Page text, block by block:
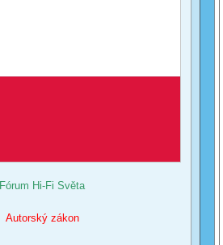
Fórum Hi-Fi Světa
Autorský zákon